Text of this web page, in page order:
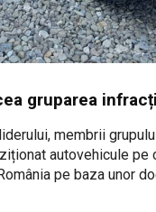
gruparea
membrii
autovehicule pe
pe baza unor